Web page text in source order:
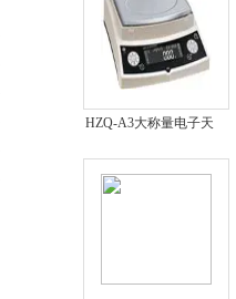
HZQ-A3大称量电子天